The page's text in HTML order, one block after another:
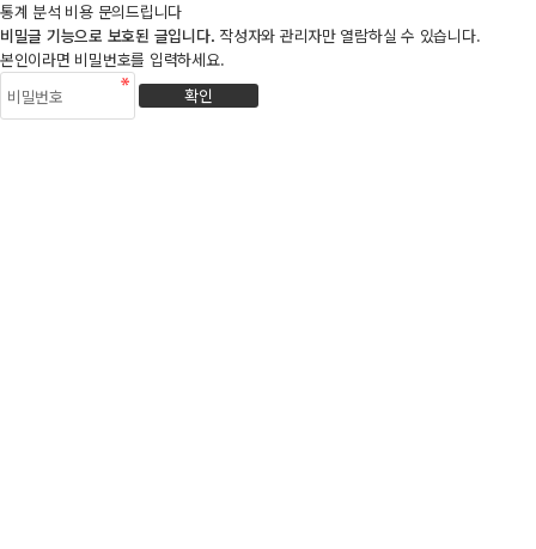
통계 분석 비용 문의드립니다
비밀글 기능으로 보호된 글입니다. 작성자와 관리자만 열람하실 수 있습니다.
본인이라면 비밀번호를 입력하세요.